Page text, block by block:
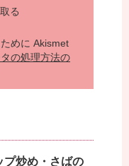
る
めに Akismet
の処理方法の
プ炒め・さばの